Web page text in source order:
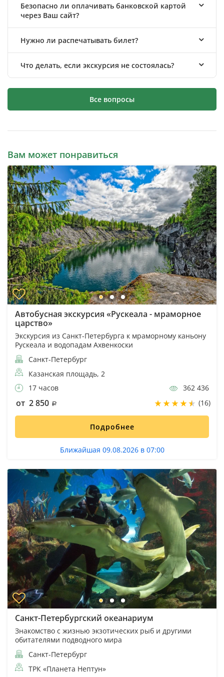
Безопасно ли оплачивать банковской картой
через Ваш сайт?
Нужно ли распечатывать билет?
Что делать, если экскурсия не состоялась?
Все вопросы
Вам может понравиться
Автобусная экскурсия «Рускеала - мраморное
царство»
Экскурсия из Санкт-Петербурга к мраморному каньону
Рускеала и водопадам Ахвенкоски
Санкт-Петербург
Казанская площадь, 2
17 часов
362 436
от 2 850 (16)
Подробнее
Ближайшая 09.08.2026 в 07:00
Санкт-Петербургский океанариум
Знакомство с жизнью экзотических рыб и другими
обитателями подводного мира
Санкт-Петербург
ТРК «Планета Нептун»